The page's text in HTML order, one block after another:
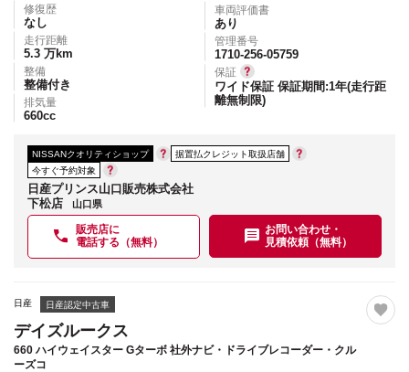
修復歴
なし
走行距離
5.3 万km
整備
整備付き
排気量
660cc
車両評価書
あり
管理番号
1710-256-05759
保証
ワイド保証 保証期間:1年(走行距
離無制限)
NISSANクオリティショップ
据置払クレジット取扱店舗
今すぐ予約対象
日産プリンス山口販売株式会社
下松店
山口県
販売店に
電話する（無料）
お問い合わせ・
見積依頼（無料）
日産 日産認定中古車
デイズルークス
660 ハイウェイスター Gターボ 社外ナビ・ドライブレコーダー・クル
ーズコ